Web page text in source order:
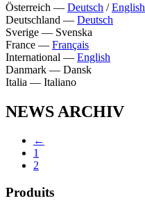
Österreich — Deutsch /English
Deutschland — Deutsch
Sverige — Svenska
France — Français
International — English
Danmark — Dansk
Italia — Italiano
NEWS ARCHIV
←
1
2
Produits